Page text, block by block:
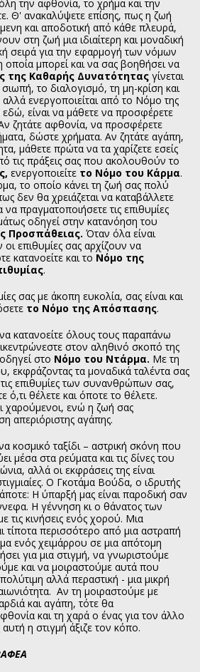
την αφθονία, το χρήμα και την
Θ' ανακαλύψετε επίσης, πως η ζωή
και αποδοτική από κάθε πλευρά,
στη ζωή μια ιδιαίτερη και μοναδική
σειρά για την εφαρμογή των νόμων
οποία μπορεί και να σας βοηθήσει να
της Καθαρής Δυνατότητας γίνεται
το διαλογισμό, τη μη-κρίση και
ενεργοποιείται από το Νόμο της
είναι να μάθετε να προσφέρετε
ζητάτε αφθονία, να προσφέρετε
δώστε χρήματα. Αν ζητάτε αγάπη,
μάθετε πρώτα να τα χαρίζετε εσείς
τις πράξεις σας που ακολουθούν το
ενεργοποιείτε το Νόμο του Κάρμα.
το οποίο κάνει τη ζωή σας πολύ
δεν θα χρειάζεται να καταβάλλετε
πραγματοποιήσετε τις επιθυμίες
οδηγεί στην κατανόηση του
Προσπάθειας. Όταν όλα είναι
επιθυμίες σας αρχίζουν να
κατανοείτε και το Νόμο της
.
σας με άκοπη ευκολία, σας είναι και
το Νόμο της Απόσπασης.
κατανοείτε όλους τους παραπάνω
στον αληθινό σκοπό της
στο Νόμο του Ντάρμα. Με τη
εκφράζοντας τα μοναδικά ταλέντα σας
επιθυμίες των συνανθρώπων σας,
ό,τι θέλετε και όποτε το θέλετε.
χαρούμενοι, ενώ η ζωή σας
απεριόριστης αγάπης.
κοσμικό ταξίδι – αστρική σκόνη που
μέσα στα ρεύματα και τις δίνες του
αλλά οι εκφράσεις της είναι
Ο Γκοτάμα Βούδα, ο ιδρυτής
Η ύπαρξή μας είναι παροδική σαν
Η γέννηση κι ο θάνατος των
τις κινήσεις ενός χορού. Μια
τίποτα περισσότερο από μια αστραπή
ενός χειμάρρου σε μια απότομη
για μια στιγμή, να γνωριστούμε
και να μοιραστούμε αυτά που
αλλά περαστική - μια μικρή
Αν τη μοιραστούμε με
και αγάπη, τότε θα
και τη χαρά ο ένας για τον άλλο
η στιγμή άξιζε τον κόπο.